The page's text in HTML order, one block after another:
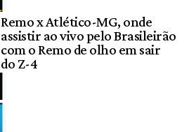
Remo x Atlético-MG, onde
assistir ao vivo pelo Brasileirão
com o Remo de olho em sair
do Z-4